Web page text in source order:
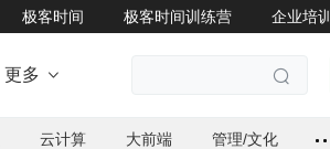
极客时间 极客时间训练营 企业培训
更多  
云计算 大前端 管理/文化